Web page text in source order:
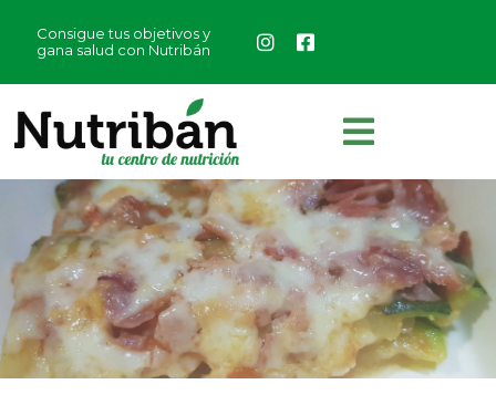
Consigue tus objetivos y
gana salud con Nutribán